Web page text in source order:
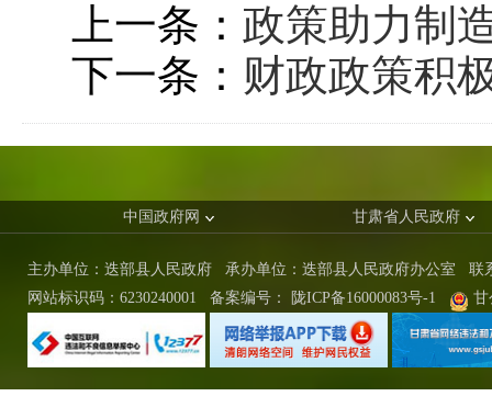
上一条： 政策助力制
下一条： 财政政策积
中国政府网 甘肃省人民政府
主办单位：迭部县人民政府 承办单位：迭部县人民政府办公室 联
网站标识码：6230240001
备案编号： 陇ICP备16000083号-1 甘